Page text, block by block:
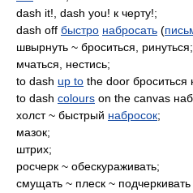
dash it!, dash you! к черту!;
dash off быстро набросать (
швырнуть ~ броситься, ринуться;
мчаться, нестись;
to dash up to the door броситься
to dash colours on the canvas
холст ~ быстрый набросок;
мазок;
штрих;
росчерк ~ обескураживать;
смущать ~ плеск ~